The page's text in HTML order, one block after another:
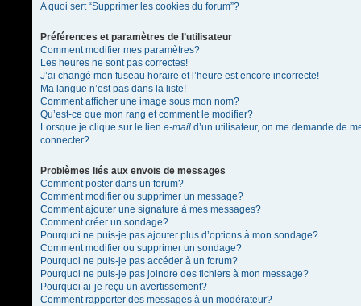
A quoi sert “Supprimer les cookies du forum”?
Préférences et paramètres de l’utilisateur
Comment modifier mes paramètres?
Les heures ne sont pas correctes!
J’ai changé mon fuseau horaire et l’heure est encore incorrecte!
Ma langue n’est pas dans la liste!
Comment afficher une image sous mon nom?
Qu’est-ce que mon rang et comment le modifier?
Lorsque je clique sur le lien e-mail d’un utilisateur, on me demande de
connecter?
Problèmes liés aux envois de messages
Comment poster dans un forum?
Comment modifier ou supprimer un message?
Comment ajouter une signature à mes messages?
Comment créer un sondage?
Pourquoi ne puis-je pas ajouter plus d’options à mon sondage?
Comment modifier ou supprimer un sondage?
Pourquoi ne puis-je pas accéder à un forum?
Pourquoi ne puis-je pas joindre des fichiers à mon message?
Pourquoi ai-je reçu un avertissement?
Comment rapporter des messages à un modérateur?